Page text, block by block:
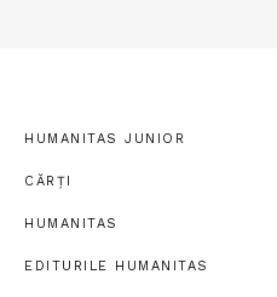
HUMANITAS JUNIOR
CĂRȚI
HUMANITAS
EDITURILE HUMANITAS